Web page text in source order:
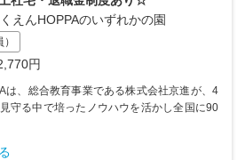
えんHOPPAのいずれかの園
円
は、総合教育事業である株式会社京進が、4
守る中で培ったノウハウを活かし全国に90